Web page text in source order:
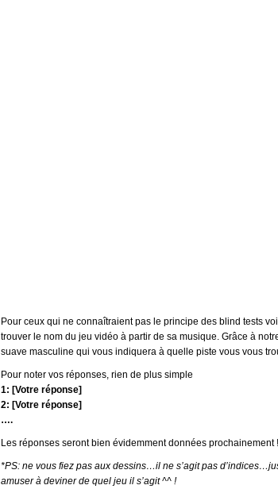
Pour ceux qui ne connaîtraient pas le principe des blind tests
trouver le nom du jeu vidéo à partir de sa musique. Grâce à
suave masculine qui vous indiquera à quelle piste vous vous
Pour noter vos réponses, rien de plus simple
1: [Votre réponse]
2: [Votre réponse]
….
Les réponses seront bien évidemment données prochainement !
*PS: ne vous fiez pas aux dessins…il ne s’agit pas
amuser à deviner de quel jeu il s’agit ^^ !